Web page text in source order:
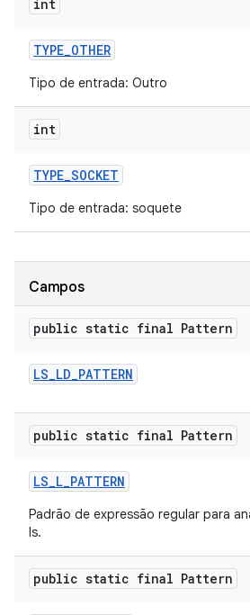
int
TYPE_OTHER
Tipo de entrada: Outro
int
TYPE_SOCKET
Tipo de entrada: soquete
Campos
public static final Pattern
LS_LD_PATTERN
public static final Pattern
LS_L_PATTERN
Padrão de expressão regular para
ls.
public static final Pattern